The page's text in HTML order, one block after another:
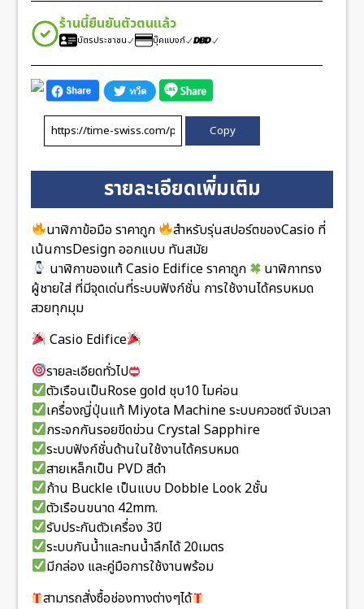
ร้านนี้ยืนยันตัวตนแล้ว
บัตรประชาชน บุ๊คแบงก์
Copy
รายละเอียดเพิ่มเติม
นาฬิกาข้อมือ ราคาถูก
สำหรับรุ่นสปอร์ตของCasio ที่
เน้นการDesign ออกแบบ ทันสมัย
นาฬิกาของแท้ Casio Edifice ราคาถูก
นาฬิกาทรง
ผู้ชายใส่ ที่มีจุดเด่นที่ระบบฟังก์ชั่น การใช้งานได้ครบหมด
สวยทุกมุม
Casio Edifice
รายละเอียดทั่วไป
ตัวเรือนเป็นRose gold ชุบ10 ไมค่อน
เครื่องญี่ปุ่นแท้ Miyota Machine ระบบควอซต์ จับเวลา
กระจกกันรอยขีดข่วน Crystal Sapphire
ระบบฟังก์ชั่นด้านในใช้งานได้ครบหมด
สายเหล็กเป็น PVD สีดำ
ก้าน Buckle เป็นแบบ Dobble Look 2ชั้น
ตัวเรือนขนาด 42mm.
รับประกันตัวเครื่อง 3ปี
ระบบกันน้ำและทนน้ำลึกได้ 20เมตร
มีกล่อง และคู่มือการใช้งานพร้อม
สามารถสั่งซื้อช่องทางต่างๆได้